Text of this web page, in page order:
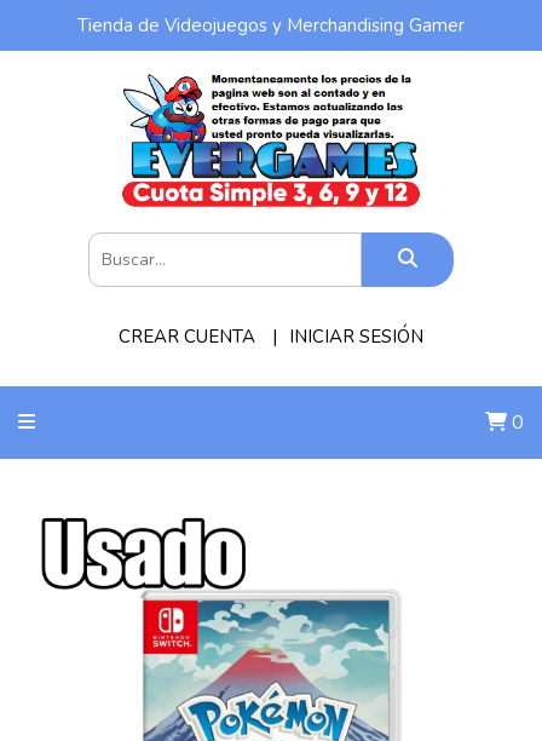
Tienda de Videojuegos y Merchandising Gamer
CREAR CUENTA INICIAR SESIÓN
0